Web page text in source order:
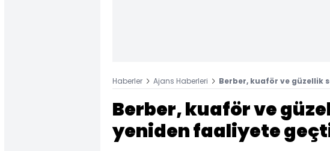
Haberler Ajans Haberleri Berber, kuaför ve güzellik
Berber, kuaför ve
yeniden faaliyete